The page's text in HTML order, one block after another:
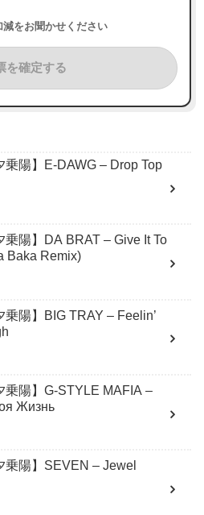
減をお聞かせください
を確定する
乗陽】E-DAWG – Drop Top
乗陽】DA BRAT – Give It To
Baka Remix)
乗陽】BIG TRAY – Feelin’
乗陽】G-STYLE MAFIA –
Жизнь
乗陽】SEVEN – Jewel